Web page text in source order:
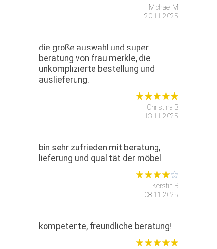
Michael M
20.11.2025
die große auswahl und super
beratung von frau merkle, die
unkomplizierte bestellung und
auslieferung.
Christina B
13.11.2025
bin sehr zufrieden mit beratung,
lieferung und qualität der möbel
Kerstin B
08.11.2025
kompetente, freundliche beratung!